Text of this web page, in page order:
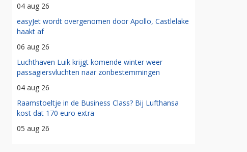
04 aug 26
easyJet wordt overgenomen door Apollo, Castlelake
haakt af
06 aug 26
Luchthaven Luik krijgt komende winter weer
passagiersvluchten naar zonbestemmingen
04 aug 26
Raamstoeltje in de Business Class? Bij Lufthansa
kost dat 170 euro extra
05 aug 26